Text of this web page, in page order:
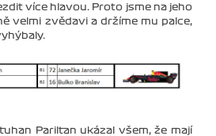
více hlavou. Proto jsme na jeho
velmi zvědavi a držíme mu palce,
Pariltan ukázal všem, že mají